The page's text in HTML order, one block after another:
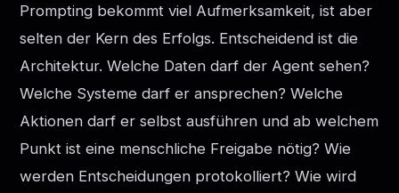
Prompting bekommt viel Aufmerksamkeit, ist aber
selten der Kern des Erfolgs. Entscheidend ist die
Architektur. Welche Daten darf der Agent sehen?
Welche Systeme darf er ansprechen? Welche
Aktionen darf er selbst ausführen und ab welchem
Punkt ist eine menschliche Freigabe nötig? Wie
werden Entscheidungen protokolliert? Wie wird